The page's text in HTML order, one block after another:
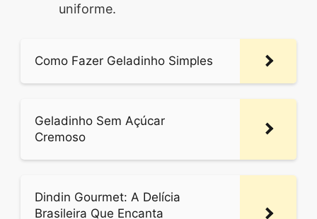
uniforme.
Como Fazer Geladinho Simples
Geladinho Sem Açúcar
Cremoso
Dindin Gourmet: A Delícia
Brasileira Que Encanta